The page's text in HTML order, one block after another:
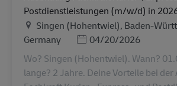
Postdienstleistungen (m/w/d) in
Местоположение
Singen (Hohentwiel), Baden-
Germany
Дата публикации
04/20/2026
Wo? Singen (Hohentwiel). Wann?
lange? 2 Jahre. Deine Vorteile bei